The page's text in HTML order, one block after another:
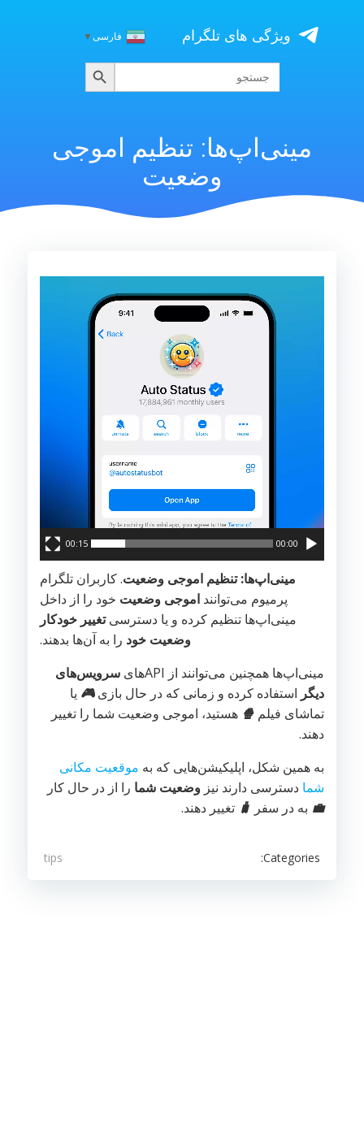
content
ویژگی های تلگرام فارسی▼
جستجو
برای:
جستجو
مینی‌اپ‌ها: تنظیم اموجی
وضعیت
00:00
00:15
مینی‌اپ‌ها: تنظیم اموجی وضعیت. کاربران تلگرام
پرمیوم می‌توانند اموجی وضعیت خود را از داخل
مینی‌اپ‌ها تنظیم کرده و یا دسترسیتغییر خودکار
وضعیت خود را به آن‌ها بدهند.
مینی‌اپ‌ها همچنین می‌توانند از APIهای
سرویس‌های
دیگر استفاده کرده و زمانی که در حال بازی🎮 یا
تماشای فیلم 🍿 هستید، اموجی وضعیت شما را تغییر
دهند.
به همین شکل، اپلیکیشن‌هایی که به موقعیت مکانی
شما دسترسی دارند نیز وضعیت شما را از در حال کار
💼 به در سفر 🧳 تغییر دهند.
Categories:
tips